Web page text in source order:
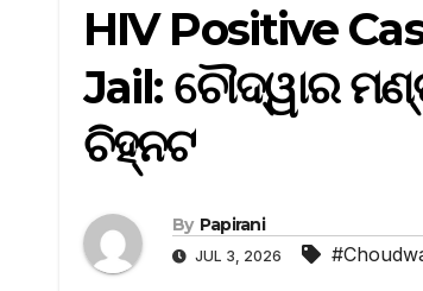
HIV Positive
Jail: ଚୌଦ୍ୱାର
ଚିହ୍ନଟ
By Papirani
JUL 3, 2026